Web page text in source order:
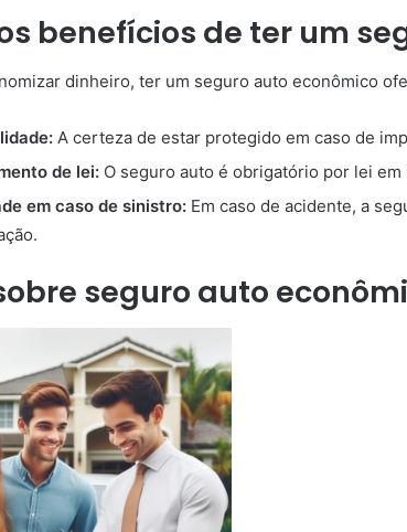
benefícios de ter um
dinheiro, ter um seguro auto econômico
A certeza de estar protegido em caso de
de lei: O seguro auto é obrigatório por lei em
em caso de sinistro: Em caso de acidente, a
seguro auto